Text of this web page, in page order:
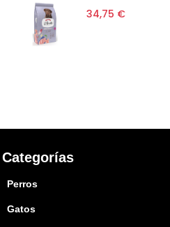
34,75 €
Categorías
Perros
Gatos